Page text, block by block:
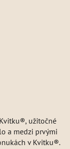
užitočné
a medzi prvými
v Kvitku®.